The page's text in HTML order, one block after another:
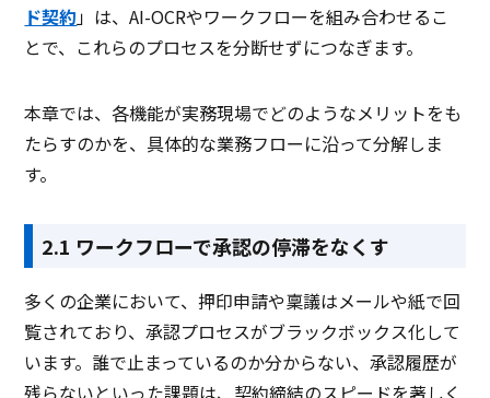
ド契約 」は、AI-OCRやワークフローを組み合わせるこ
とで、これらのプロセスを分断せずにつなぎます。
本章では、各機能が実務現場でどのようなメリットをも
たらすのかを、具体的な業務フローに沿って分解しま
す。
2.1 ワークフローで承認の停滞をなくす
多くの企業において、押印申請や稟議はメールや紙で回
覧されており、承認プロセスがブラックボックス化して
います。誰で止まっているのか分からない、承認履歴が
残らないといった課題は、契約締結のスピードを著しく